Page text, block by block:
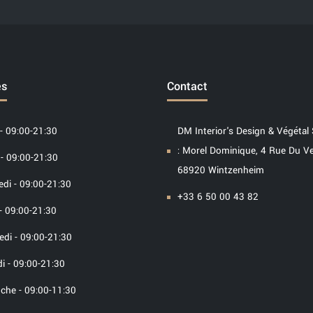
09:00-21:30
09:00-21:30
- 09:00-21:30
09:00-21:30
- 09:00-21:30
- 09:00-21:30
- 09:00-11:30
Contact
DM Interior's Design & Végétal
: Morel Dominique, 4 Rue Du
68920 Wintzenheim
+33 6 50 00 43 82